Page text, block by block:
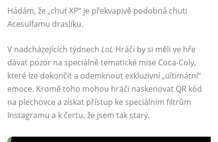
Hádám, že „chuť XP“ je překvapivě podobná chuti
Acesulfamu draslíku.
V nadcházejících týdnech LoL Hráči by si měli ve hře
dávat pozor na speciálně tematické mise Coca-Coly,
které lze dokončit a odemknout exkluzivní „ultimátní“
emoce. Kromě toho mohou hráči naskenovat QR kód
na plechovce a získat přístup ke speciálním filtrům
Instagramu a k čertu, že jsem tak starý.